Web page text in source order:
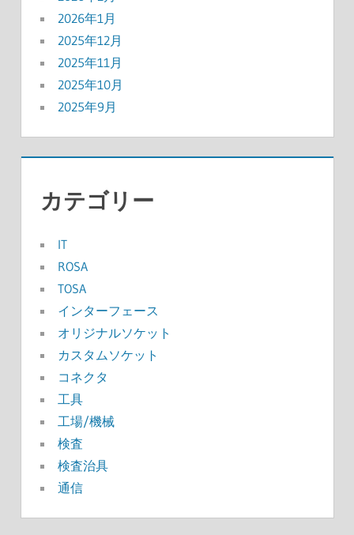
2026年1月
2025年12月
2025年11月
2025年10月
2025年9月
カテゴリー
IT
ROSA
TOSA
インターフェース
オリジナルソケット
カスタムソケット
コネクタ
工具
工場/機械
検査
検査治具
通信